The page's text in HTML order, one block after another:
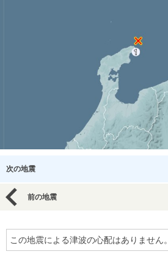
次の地震
前の地震
この地震による津波の心配はありません。